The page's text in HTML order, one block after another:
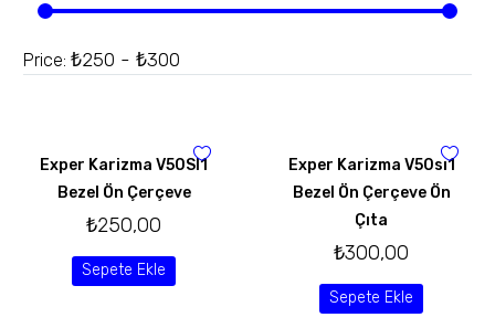
Price: ₺250 - ₺300
Exper Karizma V50SI1
Bezel Ön Çerçeve
₺250,00
Sepete Ekle
Exper Karizma V50sı1
Bezel Ön Çerçeve Ön
Çıta
₺300,00
Sepete Ekle